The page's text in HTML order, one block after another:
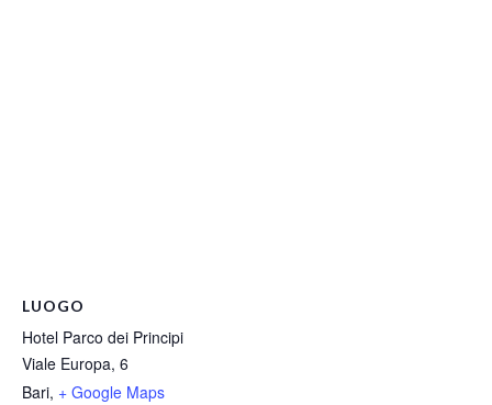
LUOGO
Hotel Parco dei Principi
Viale Europa, 6
Bari, + Google Maps